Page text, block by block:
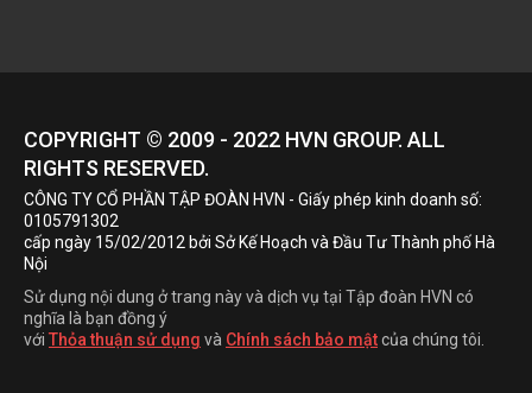
COPYRIGHT © 2009 - 2022 HVN GROUP. ALL
RIGHTS RESERVED.
CÔNG TY CỔ PHẦN TẬP ĐOÀN HVN - Giấy phép kinh doanh số:
0105791302
cấp ngày 15/02/2012 bởi Sở Kế Hoạch và Đầu Tư Thành phố Hà
Nội
Sử dụng nội dung ở trang này và dịch vụ tại Tập đoàn HVN có
nghĩa là bạn đồng ý
với Thỏa thuận sử dụng và Chính sách bảo mậtcủa chúng tôi.